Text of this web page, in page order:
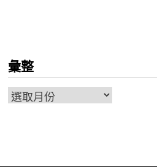
彙整
彙